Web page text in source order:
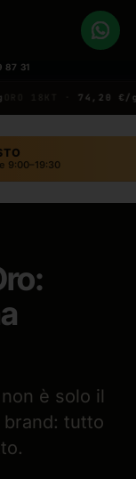
87 31
18KT · 74,20 €/g
9:00–19:30
è solo il
tutto